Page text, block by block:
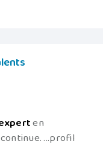
en
...profil